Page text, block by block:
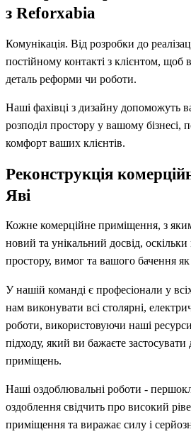
з Reforxabia
Комунікація. Від розробки до
постійному контакті з клієнтом, щоб
деталь реформи чи роботи.
Наші фахівці з дизайну допоможуть
розподіл простору у вашому бізнесі,
комфорт ваших клієнтів.
Реконструкція
Яві
Кожне комерційне приміщення, з
новий та унікальний досвід,
простору, вимог та вашого бачення
У нашій команді є професіонали у
нам виконувати всі столярні,
роботи, використовуючи наші
підходу, який ви бажаєте
приміщень.
Наші оздоблювальні роботи -
оздоблення свідчить про високий
приміщення та виражає силу і